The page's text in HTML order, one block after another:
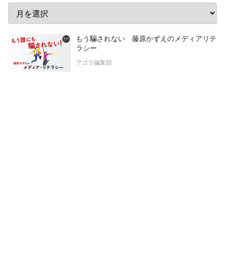
もう騙されない 藤原かずえのメディアリテ
ラシー
アゴラ編集部